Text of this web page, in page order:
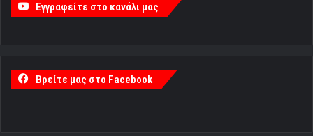
Εγγραφείτε στο κανάλι μας
Βρείτε μας στο Facebook